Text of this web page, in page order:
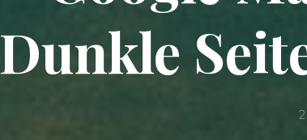
Dunkle